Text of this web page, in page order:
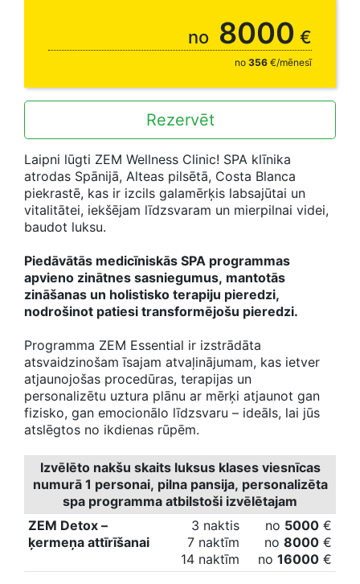
no 8000 €
no 356 €/mēnesī
Rezervēt
Laipni lūgti ZEM Wellness Clinic! SPA klīnika
atrodas Spānijā, Alteas pilsētā, Costa Blanca
piekrastē, kas ir izcils galamērķis labsajūtai un
vitalitātei, iekšējam līdzsvaram un mierpilnai videi,
baudot luksu.
Piedāvātās medicīniskās SPA programmas
apvieno zinātnes sasniegumus, mantotās
zināšanas un holistisko terapiju pieredzi,
nodrošinot patiesi transformējošu pieredzi.
Programma ZEM Essential ir izstrādāta
atsvaidzinošam īsajam atvaļinājumam, kas ietver
atjaunojošas procedūras, terapijas un
personalizētu uztura plānu ar mērķi atjaunot gan
fizisko, gan emocionālo līdzsvaru – ideāls, lai jūs
atslēgtos no ikdienas rūpēm.
Izvēlēto nakšu skaits luksus klases viesnīcas
numurā 1 personai, pilna pansija, personalizēta
spa programma atbilstoši izvēlētajam
ZEM Detox –
ķermeņa attīrīšanai
3 naktis
7 naktīm
14 naktīm
no 5000 €
no8000 €
no16000 €